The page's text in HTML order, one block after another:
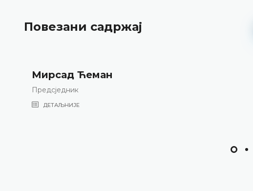
Повезани садржај
Мирсад Ћеман
Предсједник
ДЕТАЉНИЈЕ